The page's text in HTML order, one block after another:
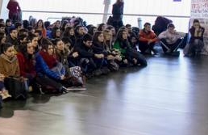
Arrosa sareko IX. topaketak!
2021/10/13
Arrosari buruzko erreportaia
2021/07/16